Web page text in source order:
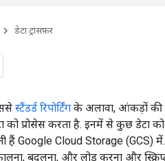
डेटा ट्रांसफ़र
स्टैंडर्ड रिपोर्टिंग के अलावा, आंकड़ों की
प्रोसेस करता है. इनमें से कुछ डेटा को
हैं Google Cloud Storage (GCS)
बदलना, और लोड करना और